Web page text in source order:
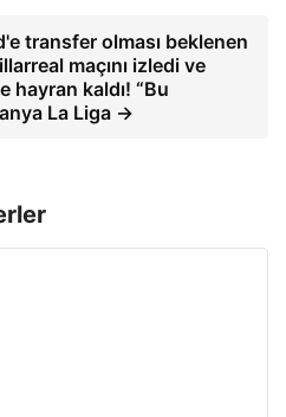
transfer olması beklenen
maçını izledi ve
hayran kaldı! “Bu
La Liga →